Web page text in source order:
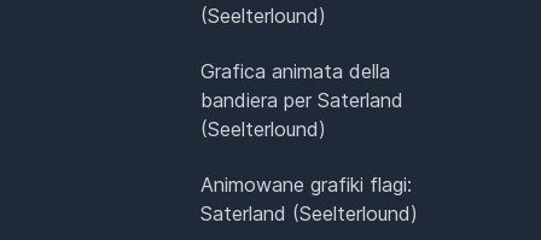
(Seelterlound)
Grafica animata della
bandiera per Saterland
(Seelterlound)
Animowane grafiki flagi:
Saterland (Seelterlound)